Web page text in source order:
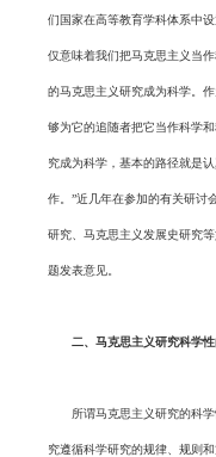
们国家在高等教育学科体系中
仅意味着我们把马克思主义当
的马克思主义研究成为科学。
够为它的追随者把它当作科学
究成为科学，基本的路径就是
作。”近几年在参加的有关研讨
研究、马克思主义发展史研究
题发表意见。
二、马克思主义研究科学
所谓马克思主义研究的科
究遵循科学研究的规律、规则